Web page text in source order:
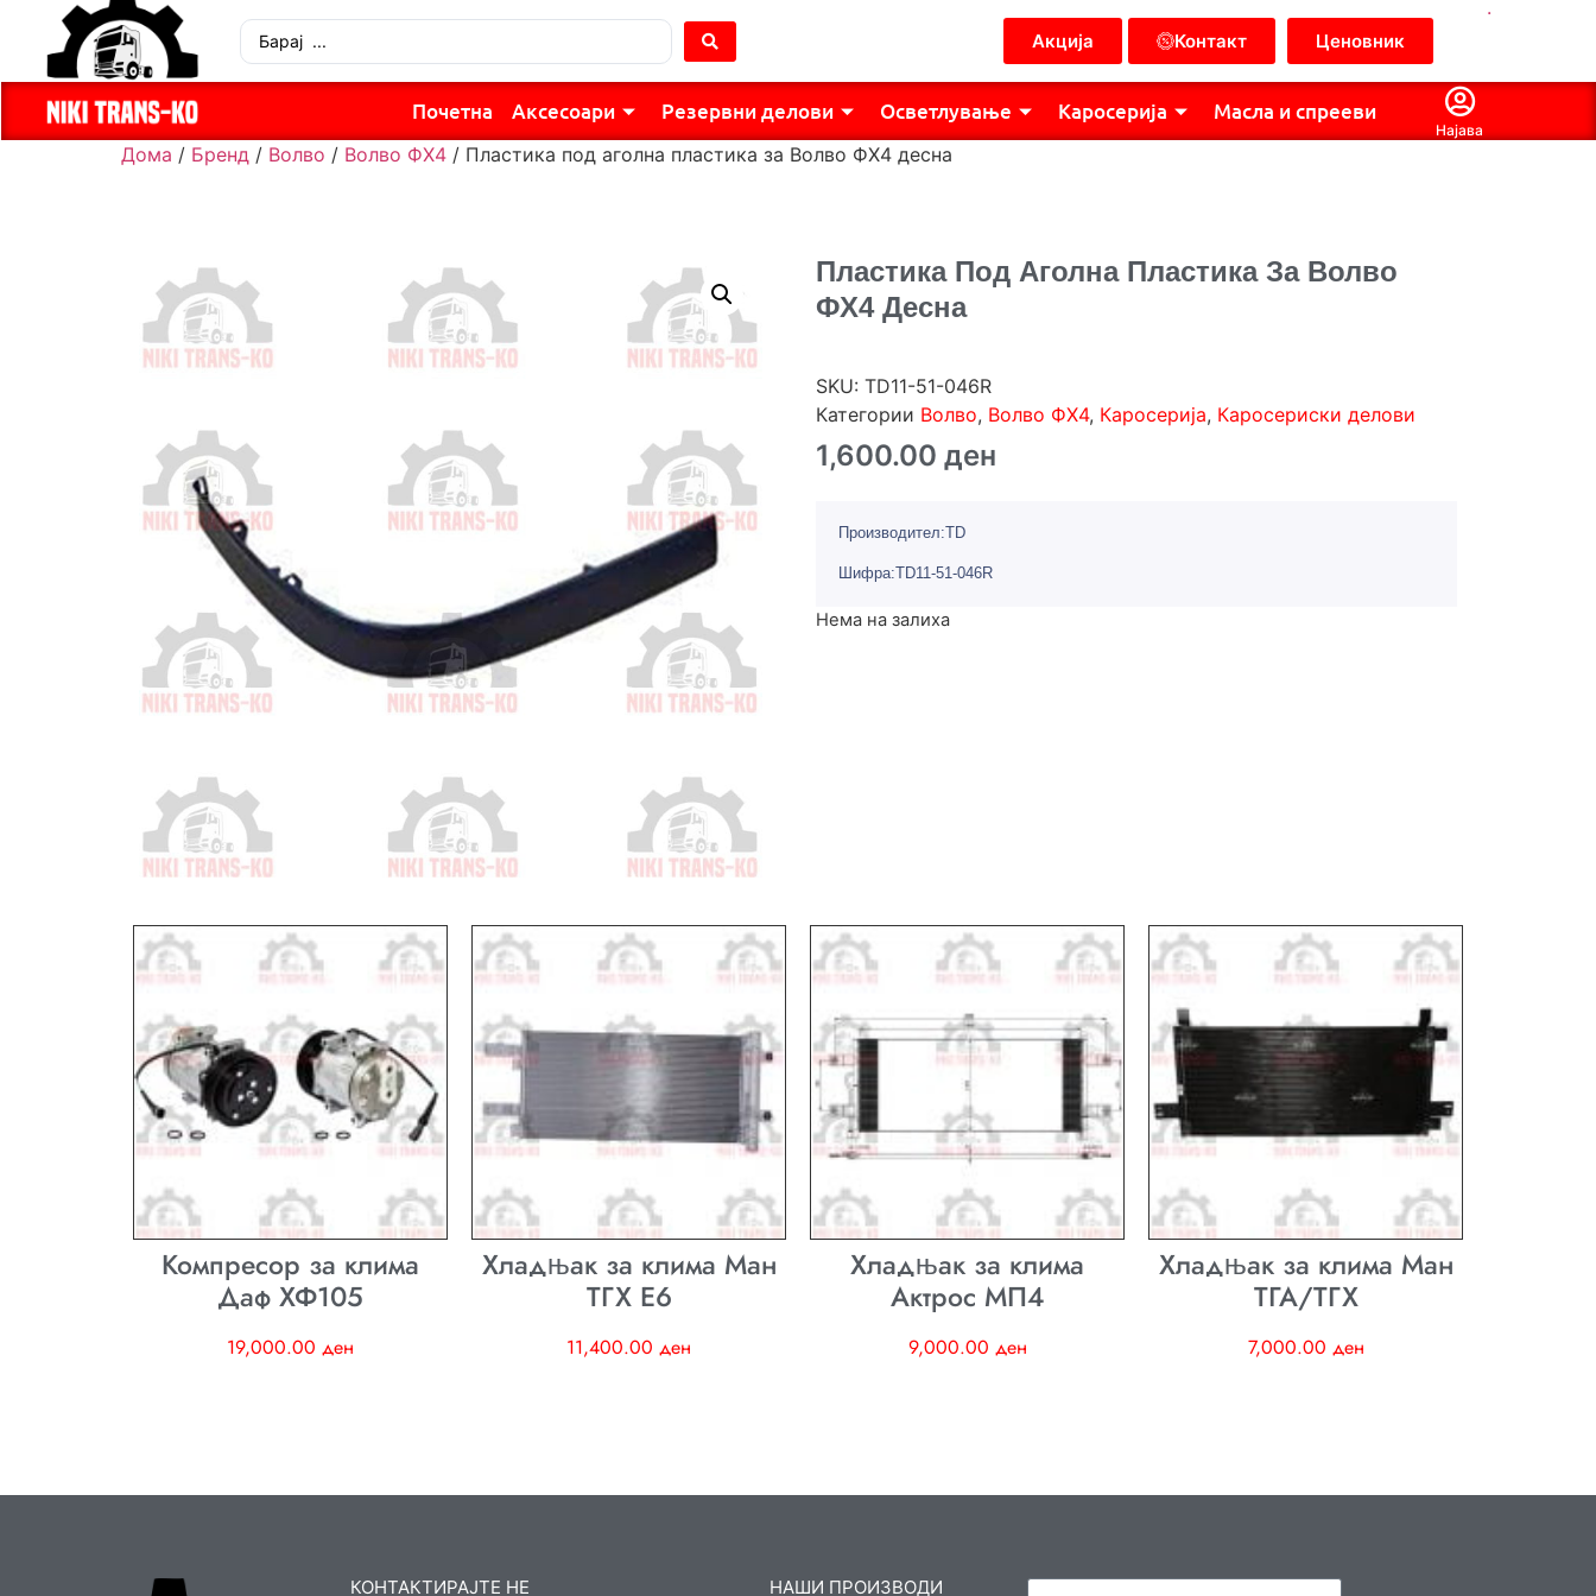
Акција Контакт Ценовник
.
Почетна Аксесоари Резервни делови Осветлување Каросерија Масла и спрееви
Најава
Дома / Бренд / Волво / Волво ФХ4 / Пластика под аголна пластика за Волво ФХ4 десна
Пластика Под Аголна Пластика За Волво
ФХ4 Десна
SKU: TD11-51-046R
Категории Волво, Волво ФХ4, Каросерија, Каросериски делови
1,600.00 ден
Производител:TD
Шифра:TD11-51-046R
Нема на залиха
Компресор за клима
Даф ХФ105
19,000.00 ден
Хладњак за клима Ман
ТГХ E6
11,400.00 ден
Хладњак за клима
Актрос МП4
9,000.00 ден
Хладњак за клима Ман
ТГА/ТГХ
7,000.00 ден
КОНТАКТИРАЈТЕ НЕ НАШИ ПРОИЗВОДИ